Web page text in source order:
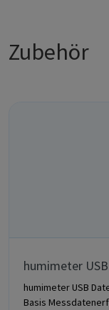
Zubehör
humimeter
humimeter USB
Basis